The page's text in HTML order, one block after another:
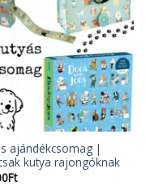
ajándékcsomag |
kutya rajongóknak
Ft